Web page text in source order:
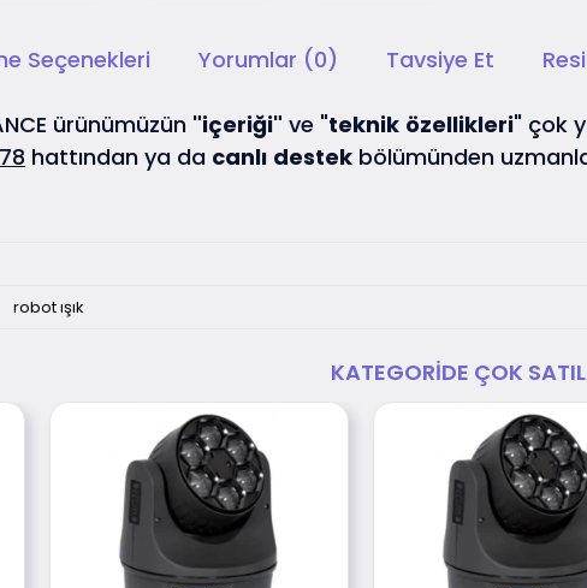
Seçenekleri Yorumlar (0) Tavsiye Et
ürünümüzün "içeriği" ve "teknik özellikleri" çok
hattından ya da canlı destek bölümünden
robot ışık
KATEGORIDE ÇOK